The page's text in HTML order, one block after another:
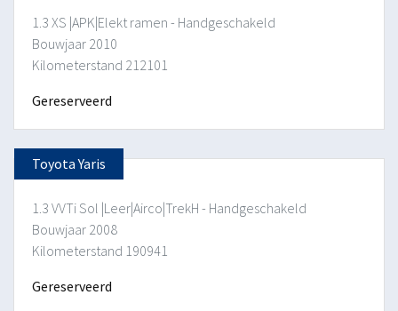
1.3 XS |APK|Elekt ramen - Handgeschakeld
Bouwjaar 2010
Kilometerstand 212101
Gereserveerd
Toyota Yaris
1.3 VVTi Sol |Leer|Airco|TrekH - Handgeschakeld
Bouwjaar 2008
Kilometerstand 190941
Gereserveerd